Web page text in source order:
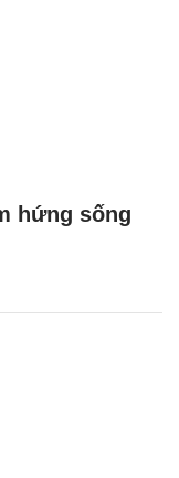
hứng sống